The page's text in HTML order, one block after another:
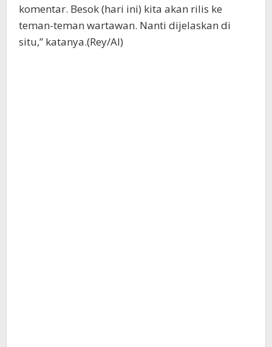
komentar. Besok (hari ini) kita akan rilis ke
teman-teman wartawan. Nanti dijelaskan di
situ,” katanya.(Rey/Al)